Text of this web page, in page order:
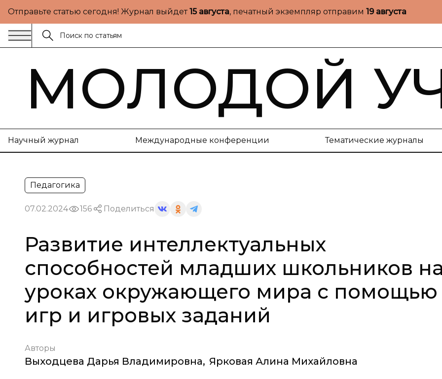
Отправьте статью сегодня! Журнал выйдет15 августа, печатный экземпляр отправим 19 августа
МОЛОДОЙ
Научный журнал Международные конференции Тематические журналы
Педагогика
07.02.2024 156 Поделиться
Развитие интеллектуальных
способностей младших школьников на
уроках окружающего мира с помощью
игр и игровых заданий
Авторы
Выходцева Дарья Владимировна, Ярковая Алина Михайловна